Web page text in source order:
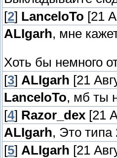
[2] LanceloTo [21
ALIgarh, мне
Хоть бы немного
[3] ALIgarh [21
LanceloTo, мб ты
[4] Razor_dex [21
ALIgarh, Это типа
[5] ALIgarh [21